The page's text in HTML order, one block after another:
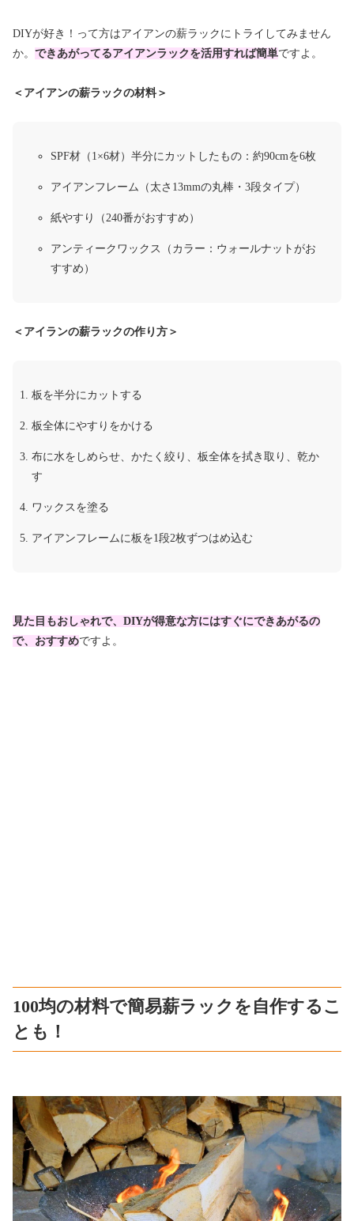
DIYが好き！って方はアイアンの薪ラックにトライしてみません
か。 できあがってるアイアンラックを活用すれば簡単ですよ。
＜アイアンの薪ラックの材料＞
SPF材（1×6材）半分にカットしたもの：約90cmを6枚
アイアンフレーム（太さ13mmの丸棒・3段タイプ）
紙やすり（240番がおすすめ）
アンティークワックス（カラー：ウォールナットがお
すすめ）
＜アイランの薪ラックの作り方＞
板を半分にカットする
板全体にやすりをかける
布に水をしめらせ、かたく絞り、板全体を拭き取り、乾か
す
ワックスを塗る
アイアンフレームに板を1段2枚ずつはめ込む
見た目もおしゃれで、DIYが得意な方にはすぐにできあがるの
で、おすすめですよ。
100均の材料で簡易薪ラックを自作するこ
とも！